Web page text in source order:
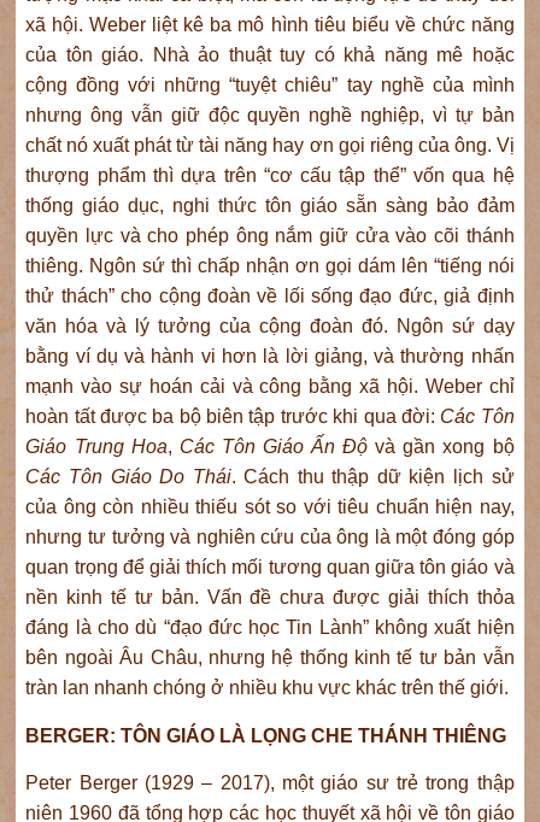
xã hội. Weber liệt kê ba mô hình tiêu biểu về chức năng
của tôn giáo. Nhà ảo thuật tuy có khả năng mê hoặc
cộng đồng với những “tuyệt chiêu” tay nghề của mình
nhưng ông vẫn giữ độc quyền nghề nghiệp, vì tự bản
chất nó xuất phát từ tài năng hay ơn gọi riêng của ông. Vị
thượng phẩm thì dựa trên “cơ cấu tập thể” vốn qua hệ
thống giáo dục, nghi thức tôn giáo sẵn sàng bảo đảm
quyền lực và cho phép ông nắm giữ cửa vào cõi thánh
thiêng. Ngôn sứ thì chấp nhận ơn gọi dám lên “tiếng nói
thử thách” cho cộng đoàn về lối sống đạo đức, giả định
văn hóa và lý tưởng của cộng đoàn đó. Ngôn sứ dạy
bằng ví dụ và hành vi hơn là lời giảng, và thường nhấn
mạnh vào sự hoán cải và công bằng xã hội. Weber chỉ
hoàn tất được ba bộ biên tập trước khi qua đời: Các Tôn
Giáo Trung Hoa, Các Tôn Giáo Ấn Độ và gần xong bộ
Các Tôn Giáo Do Thái. Cách thu thập dữ kiện lịch sử
của ông còn nhiều thiếu sót so với tiêu chuẩn hiện nay,
nhưng tư tưởng và nghiên cứu của ông là một đóng góp
quan trọng để giải thích mối tương quan giữa tôn giáo và
nền kinh tế tư bản. Vấn đề chưa được giải thích thỏa
đáng là cho dù “đạo đức học Tin Lành” không xuất hiện
bên ngoài Âu Châu, nhưng hệ thống kinh tế tư bản vẫn
tràn lan nhanh chóng ở nhiều khu vực khác trên thế giới.
BERGER: TÔN GIÁO LÀ LỌNG CHE THÁNH THIÊNG
Peter Berger (1929 – 2017), một giáo sư trẻ trong thập
niên 1960 đã tổng hợp các học thuyết xã hội về tôn giáo